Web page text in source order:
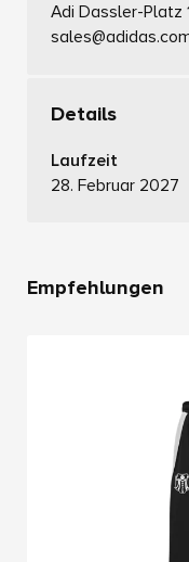
Adi Dassler-Platz
Details
Laufzeit
28. Februar 2027
Empfehlungen